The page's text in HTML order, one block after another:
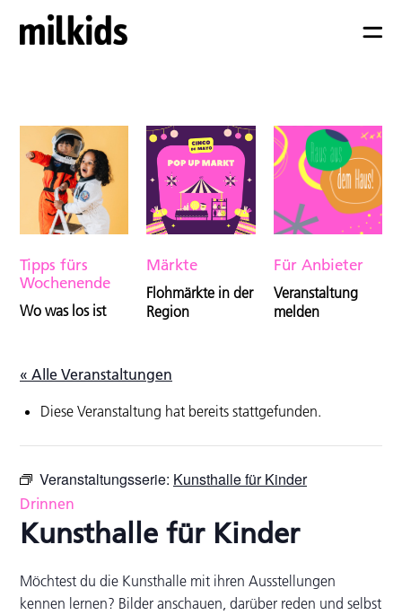
Tipps fürs
Wochenende
Wo was los ist
Märkte
Flohmärkte in der
Region
Für Anbieter
Veranstaltung
melden
« Alle Veranstaltungen
Diese Veranstaltung hat bereits stattgefunden.
Veranstaltungsserie: Kunsthalle für Kinder
Drinnen
Kunsthalle für Kinder
Möchtest du die Kunsthalle mit ihren Ausstellungen
kennen lernen? Bilder anschauen, darüber reden und selbst